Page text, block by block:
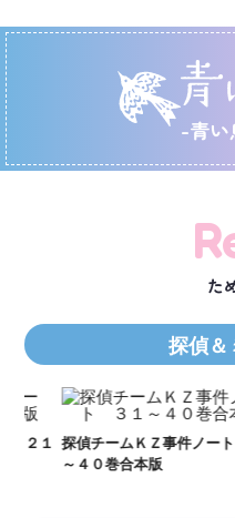
-青い
た
探偵＆
探偵チームＫＺ事件ノート ３１
～４０巻合本版